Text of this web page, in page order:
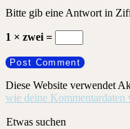
Bitte gib eine Antwort in
1 × zwei =
Diese Website verwendet
wie deine Kommentardaten
Etwas suchen